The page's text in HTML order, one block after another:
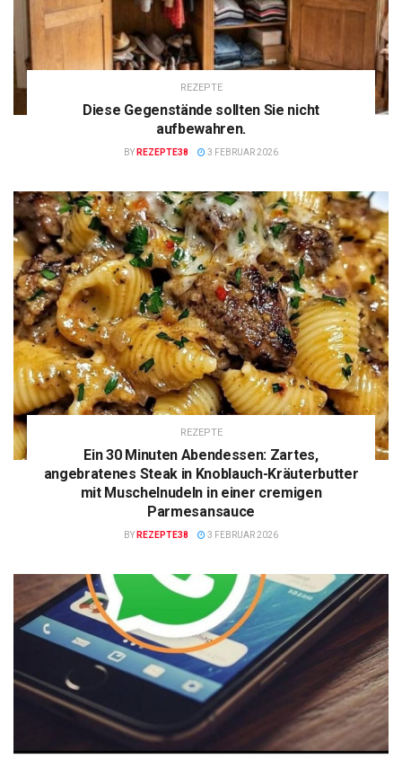
REZEPTE
Diese Gegenstände sollten Sie nicht
aufbewahren.
BY REZEPTE38 3 FEBRUAR 2026
REZEPTE
Ein 30 Minuten Abendessen: Zartes,
angebratenes Steak in Knoblauch-Kräuterbutter
mit Muschelnudeln in einer cremigen
Parmesansauce
BY REZEPTE38 3 FEBRUAR 2026